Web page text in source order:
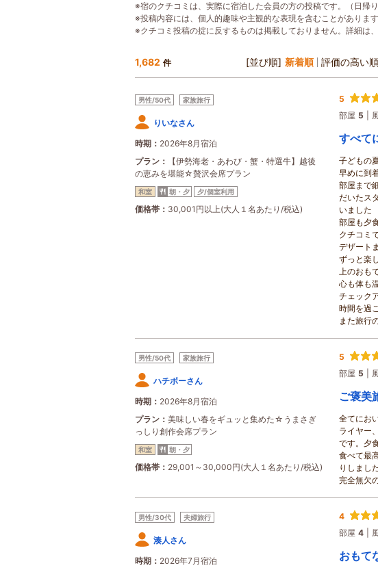
※宿のクチコミは、実際に宿泊した会員の方の投稿です。（日帰
※投稿内容には、個人的趣味や主観的な表現を含むことがあります
※クチコミ投稿の掟に反するものは掲載しておりません。詳細は、
1,682 件 [並び順] 新着順 評価の高い順
男性/50代 家族旅行
りいなさん
時期
2026年8月宿泊
プラン
【伊勢海老・あわび・蟹・特選牛】越後
の恵みを堪能☆贅沢会席プラン
和室 朝・夕 夕/個室利用
価格帯 30,001円以上(大人１名あたり/税込)
5
部屋 5
すべて
子どもの
早めに到
部屋まで
だいたス
いました
部屋も夕
クチコミ
デザート
ずっと楽
上のおも
心も体も
チェック
時間を過
また旅行
男性/50代 家族旅行
ハチボーさん
時期
2026年8月宿泊
プラン
美味しい春をギュッと集めた☆うまさぎ
っしり創作会席プラン
和室 朝・夕
価格帯 29,001～30,000円(大人１名あたり/税込)
5
部屋 5
ご褒美
全てにお
ライヤー
です。夕
食べて最
りしまし
完全無欠
男性/30代 夫婦旅行
湊人さん
時期
2026年7月宿泊
4
部屋 4
おもて